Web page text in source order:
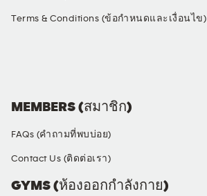
Terms & Conditions (ข้อกำหนดและเงื่อนไข)
GYMS (ห้องออกกำลังกาย)
MEMBERS (สมาชิก)
FAQs (คำถามที่พบบ่อย)
Contact Us (ติดต่อเรา)